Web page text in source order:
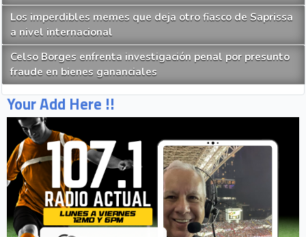
Los imperdibles memes que deja otro fiasco de Saprissa
a nivel internacional
Celso Borges enfrenta investigación penal por presunto
fraude en bienes gananciales
Your Add Here !!